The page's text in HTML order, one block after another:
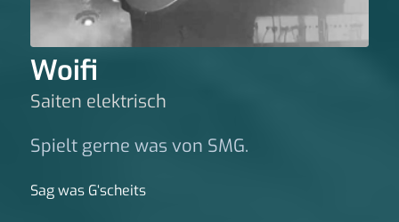
Woifi
Saiten elektrisch
Spielt gerne was von SMG.
Sag was G‘scheits